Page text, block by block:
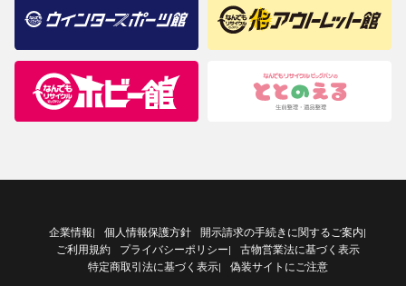
企業情報| 個人情報保護方針 開示請求の手続きに関するご案内|
ご利用規約 プライバシーポリシー|
古物営業法に基づく表示
特定商取引法に基づく表示| 偽装サイトにご注意